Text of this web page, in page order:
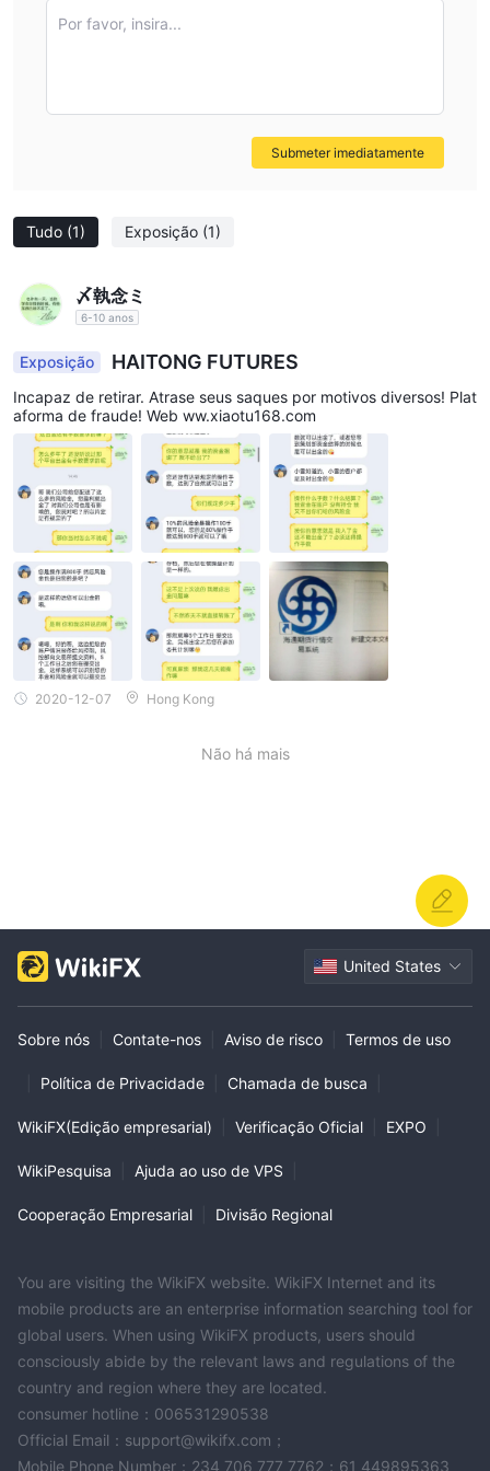
segurança e conveniência dos fundos de negociação.
Tudo (1) Exposição (1)
〆執念ミ
6-10 anos
Exposição HAITONG FUTURES
Incapaz de retirar. Atrase seus saques por motivos diversos! Plat
aforma de fraude! Web ww.xiaotu168.com
2020-12-07 Hong Kong
Não há mais
Por favor, insira...
Submeter imediatamente
United States
Sobre nós Contate-nos Aviso de risco Termos de uso
Política de Privacidade Chamada de busca
WikiFX(Edição empresarial) Verificação Oficial EXPO
WikiPesquisa Ajuda ao uso de VPS
Cooperação Empresarial Divisão Regional
You are visiting the WikiFX website. WikiFX Internet and its
mobile products are an enterprise information searching tool for
global users. When using WikiFX products, users should
consciously abide by the relevant laws and regulations of the
country and region where they are located.
consumer hotline：006531290538
Official Email：support@wikifx.com；
Mobile Phone Number：234 706 777 7762；61 449895363